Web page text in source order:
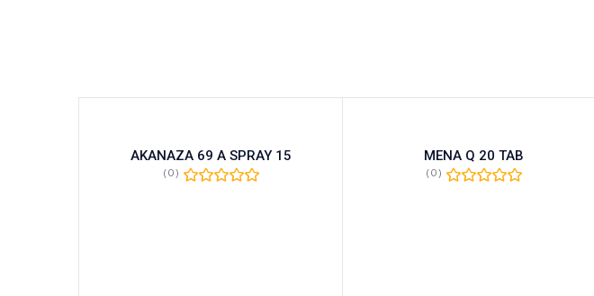
MENA Q 20 TAB
(0)
AKANAZA 69 A SPRAY 15
(0)